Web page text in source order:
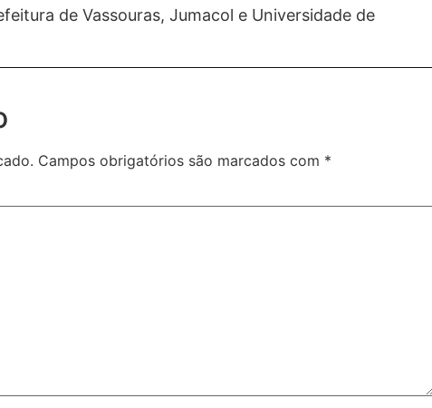
de Vassouras, Jumacol e Universidade de
Campos obrigatórios são marcados com *